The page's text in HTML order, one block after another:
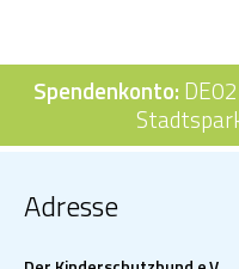
Spendenkonto:
Adresse